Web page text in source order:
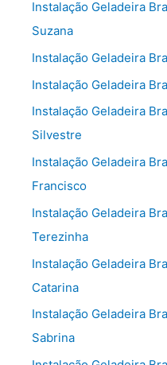
Instalação Geladeira
Suzana
Instalação Geladeira
Instalação Geladeira
Instalação Geladeira
Silvestre
Instalação Geladeira
Francisco
Instalação Geladeira
Terezinha
Instalação Geladeira
Catarina
Instalação Geladeira
Sabrina